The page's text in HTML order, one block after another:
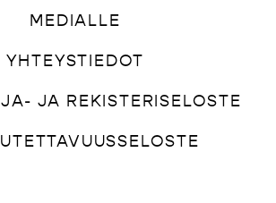
MEDIALLE
YHTEYSTIEDOT
JA REKISTERISELOSTE